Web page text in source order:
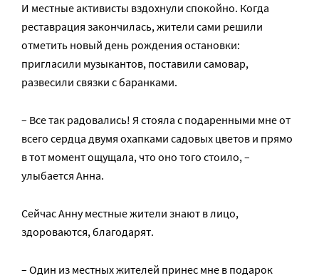
И местные активисты вздохнули спокойно. Когда
реставрация закончилась, жители сами решили
отметить новый день рождения остановки:
пригласили музыкантов, поставили самовар,
развесили связки с баранками.
– Все так радовались! Я стояла с подаренными мне от
всего сердца двумя охапками садовых цветов и прямо
в тот момент ощущала, что оно того стоило, –
улыбается Анна.
Сейчас Анну местные жители знают в лицо,
здороваются, благодарят.
– Один из местных жителей принес мне в подарок